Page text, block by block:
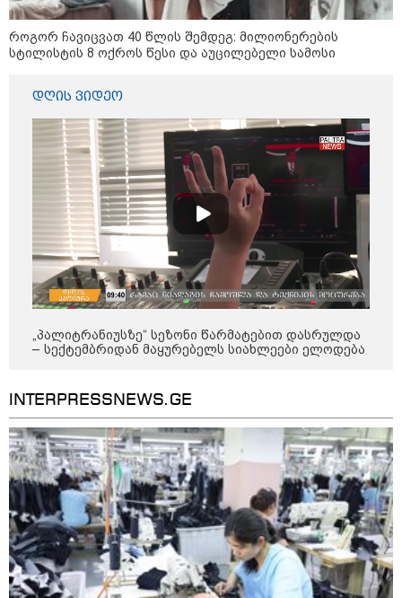
მსოფლიო
09:52 / 07-08-2026
"რაკეტები ჩვენც გვჭირდება" - დონალდ
ტრამპი უკრაინისთვის Patriot-ის
რაკეტების გაგზავნაზე
13:24 / 07-08-2026
ევროპაში საწვავის ფასები
მკვეთრად შეიცვალა - რომელ
როგორ ჩავიცვათ 40 წლის შემდეგ: მილიონერების
სტილისტის 8 ოქროს წესი და აუცილებელი სამოსი
დღის ვიდეო
„პალიტრანიუსზე“ სეზონი წარმატებით დასრულდა
– სექტემბრიდან მაყურებელს სიახლეები ელოდება
INTERPRESSNEWS.GE